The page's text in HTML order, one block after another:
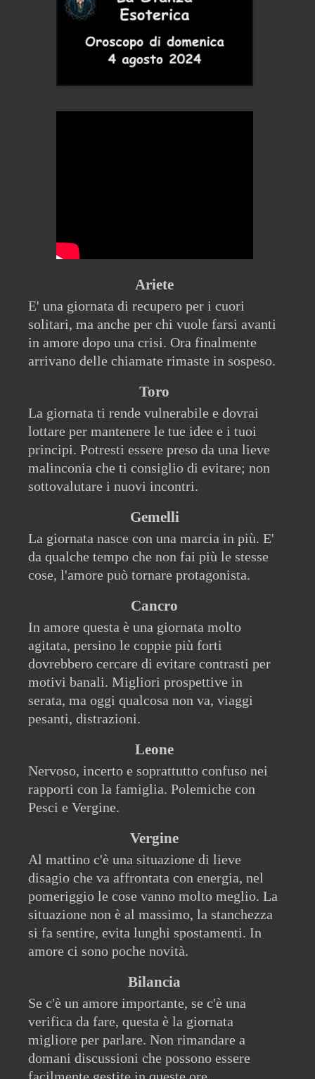
Ariete
E' una giornata di recupero per i cuori
solitari, ma anche per chi vuole farsi avanti
in amore dopo una crisi. Ora finalmente
arrivano delle chiamate rimaste in sospeso.
Toro
La giornata ti rende vulnerabile e dovrai
lottare per mantenere le tue idee e i tuoi
principi. Potresti essere preso da una lieve
malinconia che ti consiglio di evitare; non
sottovalutare i nuovi incontri.
Gemelli
La giornata nasce con una marcia in più. E'
da qualche tempo che non fai più le stesse
cose, l'amore può tornare protagonista.
Cancro
In amore questa è una giornata molto
agitata, persino le coppie più forti
dovrebbero cercare di evitare contrasti per
motivi banali. Migliori prospettive in
serata, ma oggi qualcosa non va, viaggi
pesanti, distrazioni.
Leone
Nervoso, incerto e soprattutto confuso nei
rapporti con la famiglia. Polemiche con
Pesci e Vergine.
Vergine
Al mattino c'è una situazione di lieve
disagio che va affrontata con energia, nel
pomeriggio le cose vanno molto meglio. La
situazione non è al massimo, la stanchezza
si fa sentire, evita lunghi spostamenti. In
amore ci sono poche novità.
Bilancia
Se c'è un amore importante, se c'è una
verifica da fare, questa è la giornata
migliore per parlare. Non rimandare a
domani discussioni che possono essere